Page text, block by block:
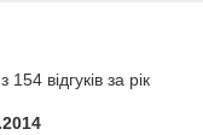
відгуків за рік